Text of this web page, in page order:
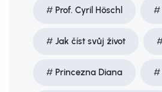
Prof. Cyril Höschl
Jak číst svůj život
Princezna Diana